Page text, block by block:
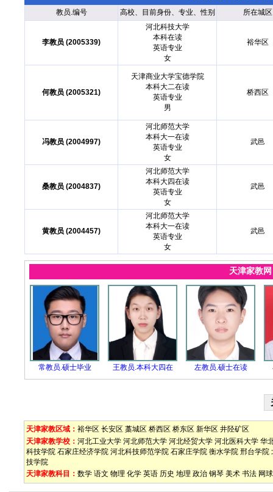
教员.编号 高校、目前身份、专业、性别 所在城区
李教员 (2005339)
河北科技大学
本科在读
英语专业
女
裕华区
何教员 (2005321)
天津商业大学宝德学院
本科大二在读
英语专业
男
桥西区
冯教员 (2004997)
河北师范大学
本科大一在读
英语专业
女
武邑
桑教员 (2004837)
河北师范大学
本科大四在读
英语专业
女
武邑
黄教员 (2004457)
河北师范大学
本科大一在读
英语专业
女
武邑
天津家教
常教员.硕士毕业 王教员.本科大四在 左教员.硕士在读
天津家教区域： 裕华区 长安区 藁城区 桥西区 桥东区 新华区 井陉矿区
天津家教学校： 河北工业大学 河北师范大学 河北经贸大学 河北医科大学 华
科技学院 石家庄经济学院 河北科技师范学院 石家庄学院 衡水学院 邢台学院
技学院
天津家教科目： 数学 语文 物理 化学 英语 历史 地理 政治 钢琴 美术 书法 网球